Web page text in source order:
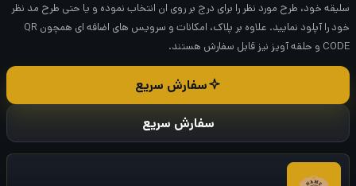
سلیقه خود، طرح مورد نظر را برای درج بر روی ان انتخاب نموده و یا حتی طرح مد نظر
خود را آپلود نمایید. علاوه بر پلاک، امکانات و سرویس های اضافه ای همچون QR
CODE و حلقه آویز نیز قابل سفارش هستند.
سفارش سریع
سفارش سریع